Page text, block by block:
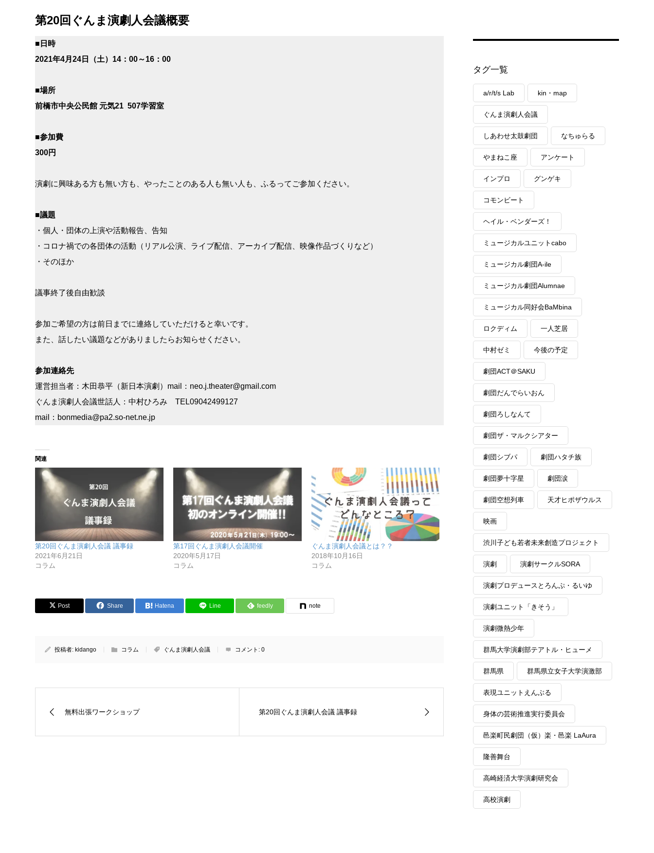
第20回ぐんま演劇人会議概要
■日時
2021年4月24日（土）14：00～16：00
■場所
前橋市中央公民館 元気21 507学習室
■参加費
300円
演劇に興味ある方も無い方も、やったことのある人も無い人も、ふるってご参加ください。
■議題
・個人・団体の上演や活動報告、告知
・コロナ禍での各団体の活動（リアル公演、ライブ配信、アーカイブ配信、映像作品づくりなど）
・そのほか
議事終了後自由歓談
参加ご希望の方は前日までに連絡していただけると幸いです。
また、話したい議題などがありましたらお知らせください。
参加連絡先
運営担当者：木田恭平（新日本演劇）mail：neo.j.theater@gmail.com
ぐんま演劇人会議世話人：中村ひろみ TEL09042499127
mail：bonmedia@pa2.so-net.ne.jp
関連
第20回ぐんま演劇人会議 議事録
2021年6月21日
コラム
第17回ぐんま演劇人会議開催
2020年5月17日
コラム
ぐんま演劇人会議とは？？
2018年10月16日
コラム
Post Share Hatena Line feedly note
投稿者: kidango コラム ぐんま演劇人会議 コメント: 0
無料出張ワークショップ 第20回ぐんま演劇人会議 議事録
タグ一覧
a/r/t/s Lab kin・map
ぐんま演劇人会議
しあわせ太鼓劇団 なちゅらる
やまねこ座 アンケート
インプロ グンゲキ
コモンビート
ヘイル・ベンダーズ！
ミュージカルユニットcabo
ミュージカル劇団A-ile
ミュージカル劇団Alumnae
ミュージカル同好会BaMbina
ロクディム 一人芝居
中村ゼミ 今後の予定
劇団ACT＠SAKU
劇団だんでらいおん
劇団ろしなんて
劇団ザ・マルクシアター
劇団シブパ 劇団ハタチ族
劇団夢十字星 劇団涙
劇団空想列車 天才ヒポザウルス
映画
渋川子ども若者未来創造プロジェクト
演劇 演劇サークルSORA
演劇プロデュースとろんぷ・るいゆ
演劇ユニット「きそう」
演劇微熱少年
群馬大学演劇部テアトル・ヒューメ
群馬県 群馬県立女子大学演激部
表現ユニットえんぶる
身体の芸術推進実行委員会
邑楽町民劇団（仮）楽・邑楽 LaAura
隆善舞台
高崎経済大学演劇研究会
高校演劇